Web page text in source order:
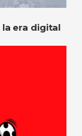
era digital